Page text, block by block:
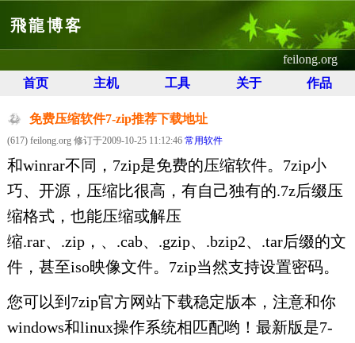
飛龍博客
feilong.org
首页
主机 工具 关于 作品
免费压缩软件7-zip推荐下载地址
(617) feilong.org 修订于2009-10-25 11:12:46 常用软件
和winrar不同，7zip是免费的压缩软件。7zip小
巧、开源，压缩比很高，有自己独有的.7z后缀压
缩格式，也能压缩或解压
缩.rar、.zip，、.cab、.gzip、.bzip2、.tar后缀的文
件，甚至iso映像文件。7zip当然支持设置密码。
您可以到7zip官方网站下载稳定版本，注意和你
windows和linux操作系统相匹配哟！最新版是7-